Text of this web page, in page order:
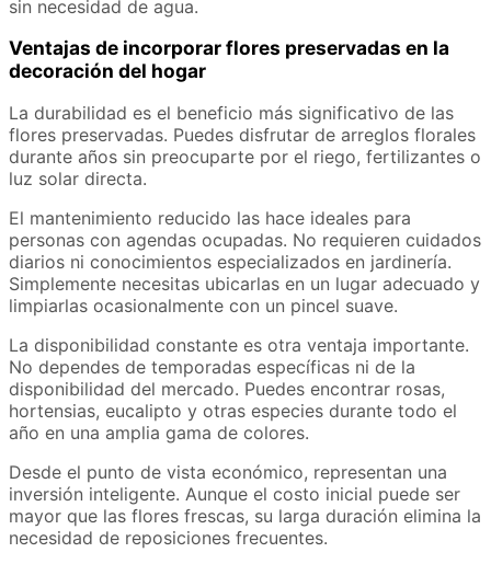
sin necesidad de agua.
Ventajas de incorporar flores preservadas en la
decoración del hogar
La durabilidad es el beneficio más significativo de las
flores preservadas. Puedes disfrutar de arreglos florales
durante años sin preocuparte por el riego, fertilizantes o
luz solar directa.
El mantenimiento reducido las hace ideales para
personas con agendas ocupadas. No requieren cuidados
diarios ni conocimientos especializados en jardinería.
Simplemente necesitas ubicarlas en un lugar adecuado y
limpiarlas ocasionalmente con un pincel suave.
La disponibilidad constante es otra ventaja importante.
No dependes de temporadas específicas ni de la
disponibilidad del mercado. Puedes encontrar rosas,
hortensias, eucalipto y otras especies durante todo el
año en una amplia gama de colores.
Desde el punto de vista económico, representan una
inversión inteligente. Aunque el costo inicial puede ser
mayor que las flores frescas, su larga duración elimina la
necesidad de reposiciones frecuentes.